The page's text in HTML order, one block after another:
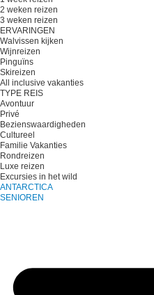
2 weken reizen
3 weken reizen
ERVARINGEN
Walvissen kijken
Wijnreizen
Pinguïns
Skireizen
All inclusive vakanties
TYPE REIS
Avontuur
Privé
Bezienswaardigheden
Cultureel
Familie Vakanties
Rondreizen
Luxe reizen
Excursies in het wild
ANTARCTICA
SENIOREN